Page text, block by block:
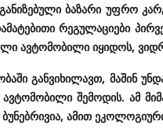
ბაზარი უფრო
რეგულაციები
ავტომობილი იყიდოს,
განვიხილავთ, მაშინ
შემოდის. ამ
ამით